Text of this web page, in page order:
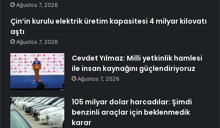
Ağustos 7, 2026
Çin’in kurulu elektrik üretim kapasitesi 4 milyar kilovatı
aştı
Ağustos 7, 2026
Cevdet Yılmaz: Milli yetkinlik hamlesi
ile insan kaynağını güçlendiriyoruz
Ağustos 7, 2026
105 milyar dolar harcadılar: Şimdi
benzinli araçlar için beklenmedik
karar